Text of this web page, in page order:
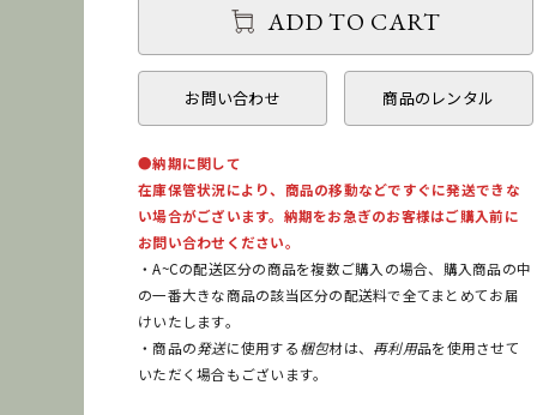
ADD TO CART
お問い合わせ 商品のレンタル
●納期に関して
在庫保管状況により、商品の移動などですぐに発送できな
い場合がございます。納期をお急ぎのお客様はご購入前に
お問い合わせください。
・A~Cの配送区分の商品を複数ご購入の場合、購入商品の中
の一番大きな商品の該当区分の配送料で全てまとめてお届
けいたします。
・商品の発送に使用する梱包材は、 再利用品を使用させて
いただく場合もございます。